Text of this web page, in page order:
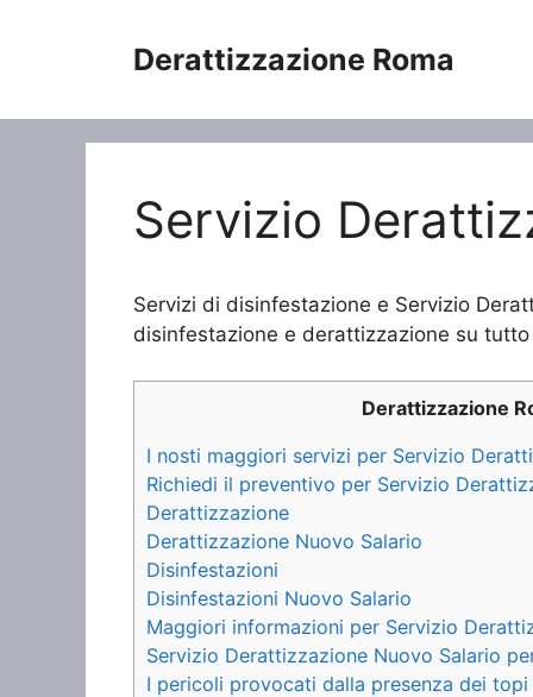
Derattizzazione Roma
Servizio
Servizi di disinfestazione e Servizio
disinfestazione e derattizzazione su
Derattizzazione
I nosti maggiori servizi per Servizio
Richiedi il preventivo per Servizio
Derattizzazione
Derattizzazione Nuovo Salario
Disinfestazioni
Disinfestazioni Nuovo Salario
Maggiori informazioni per Servizio
Servizio Derattizzazione Nuovo Salario
I pericoli provocati dalla presenza dei topi